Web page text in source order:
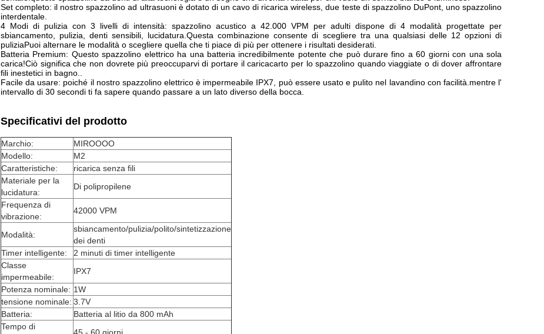
Set completo: il nostro spazzolino ad ultrasuoni è dotato di un cavo di ricarica wireless, due teste di spazzolino DuPont, uno spazzolino
interdentale.
4 Modi di pulizia con 3 livelli di intensità: spazzolino acustico a 42.000 VPM per adulti dispone di 4 modalità progettate per
sbiancamento, pulizia, denti sensibili, lucidatura.Questa combinazione consente di scegliere tra una qualsiasi delle 12 opzioni di
puliziaPuoi alternare le modalità o scegliere quella che ti piace di più per ottenere i risultati desiderati.
Batteria Premium: Questo spazzolino elettrico ha una batteria incredibilmente potente che può durare fino a 60 giorni con una sola
carica!Ciò significa che non dovrete più preoccuparvi di portare il caricacarto per lo spazzolino quando viaggiate o di dover affrontare
fili inestetici in bagno..
Facile da usare: poiché il nostro spazzolino elettrico è impermeabile IPX7, può essere usato e pulito nel lavandino con facilità.mentre l'
intervallo di 30 secondi ti fa sapere quando passare a un lato diverso della bocca.
Specificativi del prodotto
Marchio:
MIROOOO
Modello:
M2
Caratteristiche:
ricarica senza fili
Materiale per la
lucidatura:
Di polipropilene
Frequenza di
vibrazione:
42000 VPM
Modalità:
sbiancamento/pulizia/polito/sintetizzazione
dei denti
Timer intelligente:
2 minuti di timer intelligente
Classe
impermeabile:
IPX7
Potenza nominale: 1W
tensione nominale: 3.7V
Batteria:
Batteria al litio da 800 mAh
Tempo di